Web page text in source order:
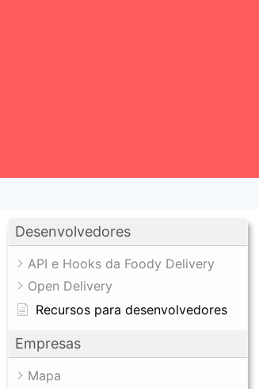
Desenvolvedores
API e Hooks da Foody Delivery
Open Delivery
Recursos para desenvolvedores
Empresas
Mapa